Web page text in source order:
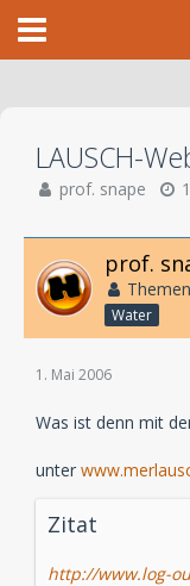
LAUSCH-
prof. snape
prof.
Water
1. Mai 2006
Was ist denn mit
unter
Zitat
http://www.log-